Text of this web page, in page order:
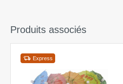
Produits associés
Express